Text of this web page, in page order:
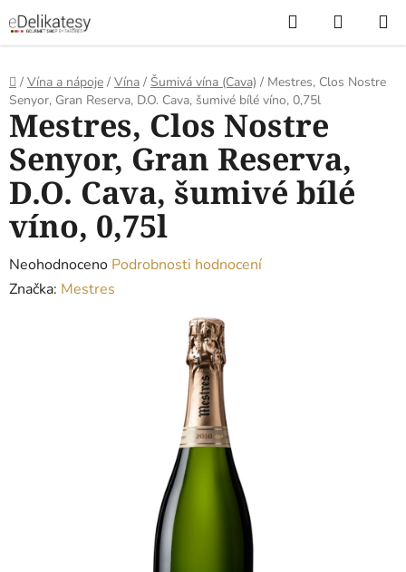
na
obsah
Hledat
KOŠÍK
Domů
/ Vína a nápoje / Vína / Šumivá vína (Cava) / Mestres, Clos Nostre
Senyor, Gran Reserva, D.O. Cava, šumivé bílé víno, 0,75l
Mestres, Clos Nostre
Senyor, Gran Reserva,
D.O. Cava, šumivé bílé
víno, 0,75l
Průměrné
hodnocení
Neohodnoceno Podrobnosti hodnocení
Značka: Mestres